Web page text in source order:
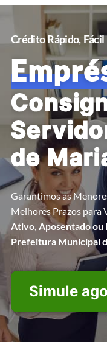
Crédito Rápido,
de
Garantimos as
Melhores Prazos para
Ativo, Aposentado ou
Prefeitura Municipal
Simule